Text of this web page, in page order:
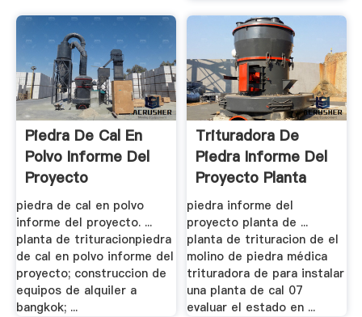
Piedra De Cal En
Polvo Informe Del
Proyecto
piedra de cal en polvo
informe del proyecto. ...
planta de trituracionpiedra
de cal en polvo informe del
proyecto; construccion de
equipos de alquiler a
bangkok; ...
Trituradora De
Piedra Informe Del
Proyecto Planta
piedra informe del
proyecto planta de ...
planta de trituracion de el
molino de piedra médica
trituradora de para instalar
una planta de cal 07
evaluar el estado en ...